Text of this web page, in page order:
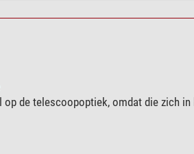
op de telescoopoptiek, omdat die zich